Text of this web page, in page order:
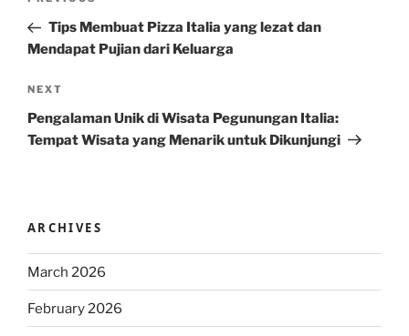
PostTips Membuat Pizza Italia yang lezat dan
Mendapat Pujian dari Keluarga
Next
Post
NEXT
Pengalaman Unik di Wisata Pegunungan Italia:
Tempat Wisata yang Menarik untuk Dikunjungi
ARCHIVES
March 2026
February 2026